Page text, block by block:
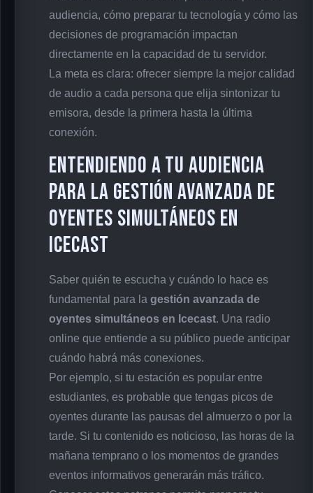
audiencia, cómo preparar tu tecnología y cómo las
decisiones de programación impactan
directamente en la capacidad de tu servidor.
La meta es clara: ofrecer siempre la mejor calidad
de audio a cada persona que elija sintonizar tu
emisora, desde la primera hasta la última
conexión.
Entendiendo a tu Audiencia
para la Gestión Avanzada de
Oyentes Simultáneos en
Icecast
Saber quién te escucha y cuándo lo hace es
fundamental para la gestión avanzada de
oyentes simultáneos en Icecast. Una radio
online que entiende a su público puede anticipar
cuándo habrá más conexiones.
Por ejemplo, si tu estación es popular entre
estudiantes, es probable que tengas picos de
oyentes durante las pausas del almuerzo o por la
tarde. Si tu contenido es noticioso, las horas de la
mañana temprano o los momentos de grandes
eventos informativos generarán más tráfico.